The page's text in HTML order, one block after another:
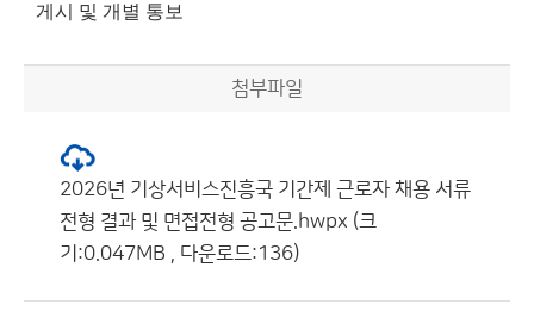
게시 및 개별 통보
첨부파일
2026년 기상서비스진흥국 기간제 근로자 채용 서류
전형 결과 및 면접전형 공고문.hwpx (크
기:0.047MB , 다운로드:136)